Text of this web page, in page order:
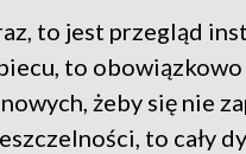
to jest przegląd
to
żeby się nie
to cały